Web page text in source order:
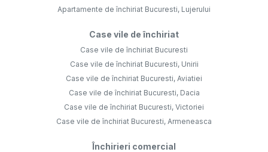
Apartamente de închiriat Bucuresti, Lujerului
Case vile de închiriat
Case vile de închiriat Bucuresti
Case vile de închiriat Bucuresti, Unirii
Case vile de închiriat Bucuresti, Aviatiei
Case vile de închiriat Bucuresti, Dacia
Case vile de închiriat Bucuresti, Victoriei
Case vile de închiriat Bucuresti, Armeneasca
Închirieri comercial